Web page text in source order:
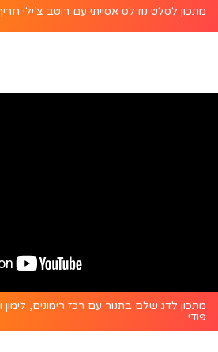
מתכון לסלט נודלס אסייתי עם רוטב צ’ילי
מתכון לדג שלם בתנור עם רכז רימונים, לימון
פודי